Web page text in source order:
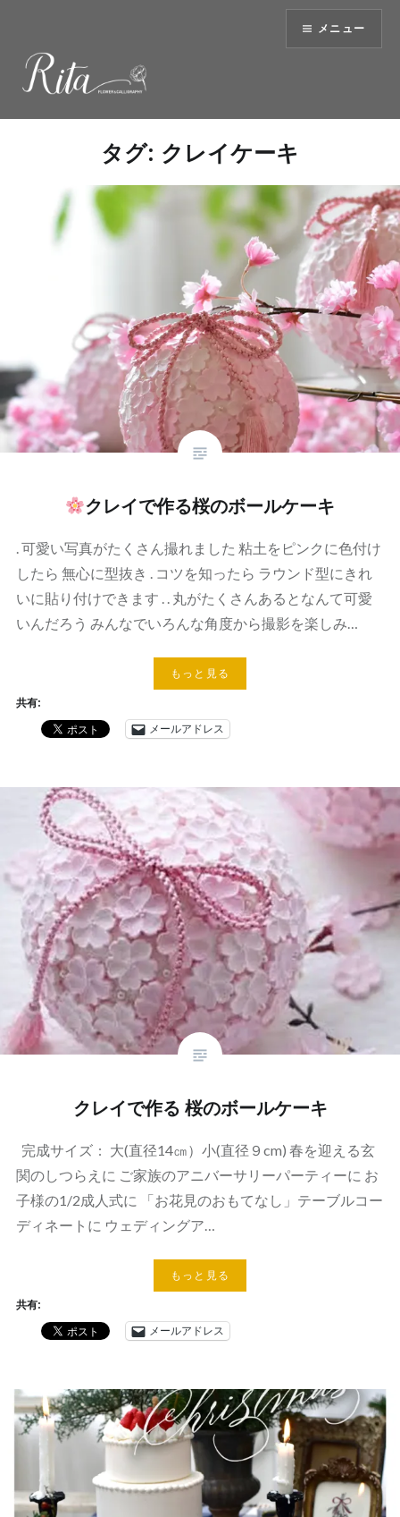
へ
メニュー
タグ: クレイケーキ
クレイで作る桜のボールケーキ
. 可愛い写真がたくさん撮れました 粘土をピンクに色付け
したら 無心に型抜き . コツを知ったら ラウンド型にきれ
いに貼り付けできます . . 丸がたくさんあるとなんて可愛
いんだろう みんなでいろんな角度から撮影を楽しみ…
もっと見る
共有:
メールアドレス
クレイで作る 桜のボールケーキ
完成サイズ : 大(直径14㎝）小(直径９cm) 春を迎える玄
関のしつらえに ご家族のアニバーサリーパーティーに お
子様の1/2成人式に 「お花見のおもてなし」テーブルコー
ディネートに ウェディングア…
もっと見る
共有:
メールアドレス